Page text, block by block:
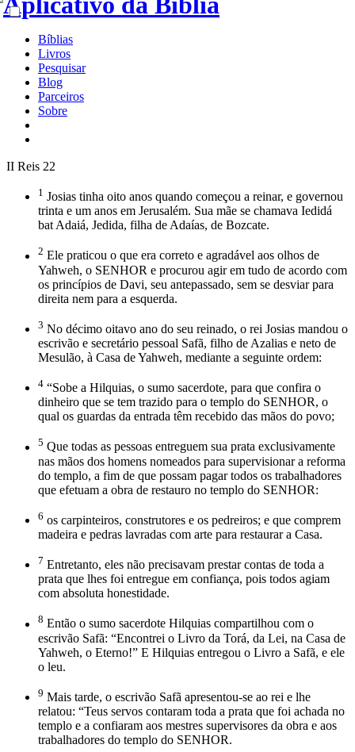
Bíblias
Livros
Pesquisar
Blog
Parceiros
Sobre
II Reis 22
1 Josias tinha oito anos quando começou a reinar, e governou
trinta e um anos em Jerusalém. Sua mãe se chamava Iedidá
bat Adaiá, Jedida, filha de Adaías, de Bozcate.
2 Ele praticou o que era correto e agradável aos olhos de
Yahweh, o SENHOR e procurou agir em tudo de acordo com
os princípios de Davi, seu antepassado, sem se desviar para
direita nem para a esquerda.
3 No décimo oitavo ano do seu reinado, o rei Josias mandou o
escrivão e secretário pessoal Safã, filho de Azalias e neto de
Mesulão, à Casa de Yahweh, mediante a seguinte ordem:
4 “Sobe a Hilquias, o sumo sacerdote, para que confira o
dinheiro que se tem trazido para o templo do SENHOR, o
qual os guardas da entrada têm recebido das mãos do povo;
5 Que todas as pessoas entreguem sua prata exclusivamente
nas mãos dos homens nomeados para supervisionar a reforma
do templo, a fim de que possam pagar todos os trabalhadores
que efetuam a obra de restauro no templo do SENHOR:
6 os carpinteiros, construtores e os pedreiros; e que comprem
madeira e pedras lavradas com arte para restaurar a Casa.
7 Entretanto, eles não precisavam prestar contas de toda a
prata que lhes foi entregue em confiança, pois todos agiam
com absoluta honestidade.
8 Então o sumo sacerdote Hilquias compartilhou com o
escrivão Safã: “Encontrei o Livro da Torá, da Lei, na Casa de
Yahweh, o Eterno!” E Hilquias entregou o Livro a Safã, e ele
o leu.
9 Mais tarde, o escrivão Safã apresentou-se ao rei e lhe
relatou: “Teus servos contaram toda a prata que foi achada no
templo e a confiaram aos mestres supervisores da obra e aos
trabalhadores do templo do SENHOR.